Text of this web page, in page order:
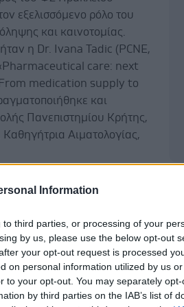
Information
third parties, or processing of your
by us, please use the below opt-out
your opt-out request is processed
on personal information utilized by us
to your opt-out. You may separately
by third parties on the IAB’s list of
εξελισσόμενο ρόλο του
και καινοτομίας.
η Dr. Ivana Tadic (PCNE,
care: next
medication supply to
και
Πανεπιστημίου Κρήτης,
Αιματολογίας,
απηύθυνε σύντομο
στους τομείς της έρευνας
σύγχρονες διαστάσεις της
υγείας και της